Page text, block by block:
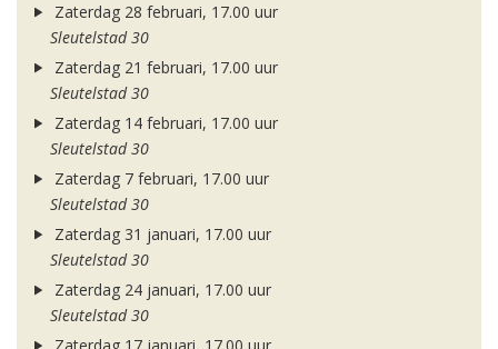
Zaterdag 28 februari, 17.00 uur
Sleutelstad 30
Zaterdag 21 februari, 17.00 uur
Sleutelstad 30
Zaterdag 14 februari, 17.00 uur
Sleutelstad 30
Zaterdag 7 februari, 17.00 uur
Sleutelstad 30
Zaterdag 31 januari, 17.00 uur
Sleutelstad 30
Zaterdag 24 januari, 17.00 uur
Sleutelstad 30